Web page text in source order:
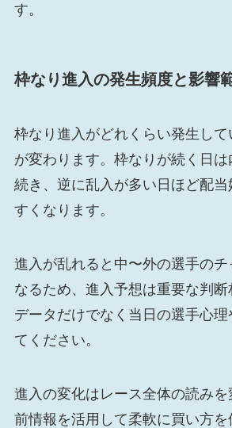
す。
枠なり進入の発生頻度と影響
枠なり進入がどれくらい発生し
が変わります。枠なりが続く日
続き、逆に乱入が多い日ほど配
すくなります。
進入が乱れると中〜外の選手のチ
なるため、進入予想は重要な判
データだけでなく当日の選手心理
てください。
進入の変化はレース全体の読み
前情報を活用して柔軟に買い方を